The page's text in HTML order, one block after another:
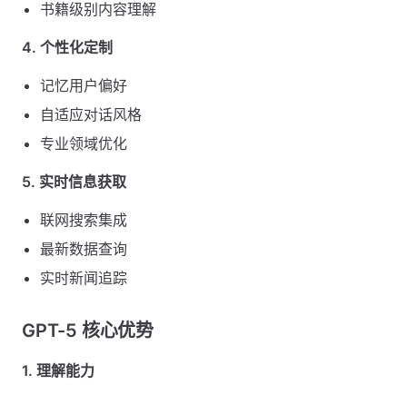
书籍级别内容理解
4. 个性化定制
记忆用户偏好
自适应对话风格
专业领域优化
5. 实时信息获取
联网搜索集成
最新数据查询
实时新闻追踪
GPT-5 核心优势
1. 理解能力